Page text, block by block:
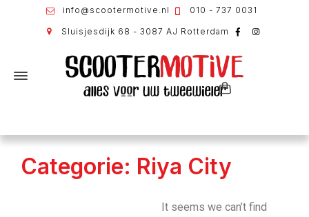
info@scootermotive.nl 010 - 737 0031
Sluisjesdijk 68 - 3087 AJ Rotterdam
Categorie: Riya City
It seems we can’t find